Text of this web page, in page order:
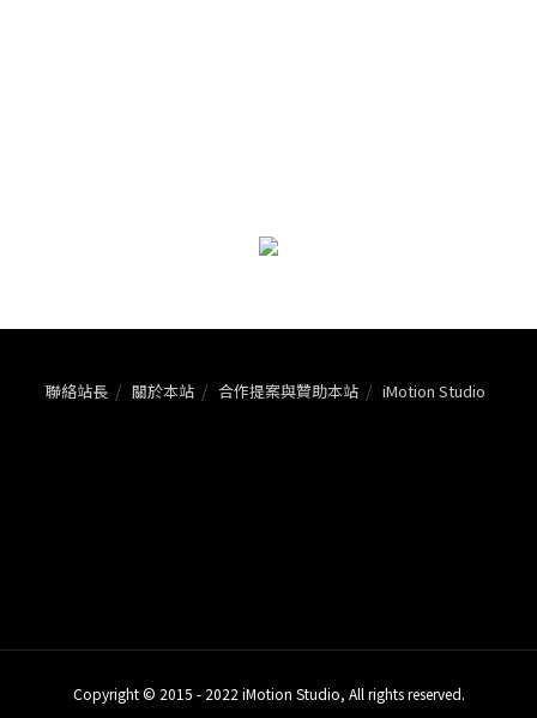
聯絡站長 關於本站 合作提案與贊助本站 iMotion Studio
Copyright © 2015 - 2022 iMotion Studio, All rights reserved.